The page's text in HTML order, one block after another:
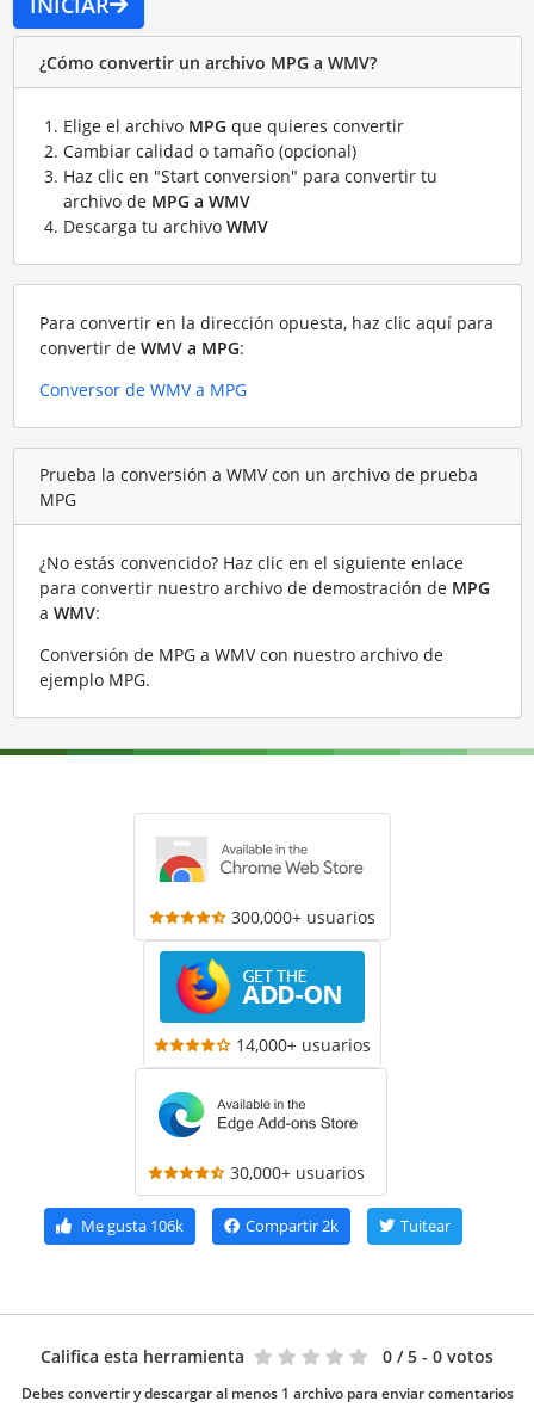
¿Cómo convertir un archivo MPG a WMV?
Elige el archivo MPG que quieres convertir
Cambiar calidad o tamaño (opcional)
Haz clic en "Start conversion" para convertir tu
archivo de MPG a WMV
Descarga tu archivo WMV
Para convertir en la dirección opuesta, haz clic aquí para
convertir de WMV a MPG:
Conversor de WMV a MPG
Prueba la conversión a WMV con un archivo de prueba
MPG
¿No estás convencido? Haz clic en el siguiente enlace
para convertir nuestro archivo de demostración de MPG
a WMV:
Conversión de MPG a WMV con nuestro archivo de
ejemplo MPG.
300,000+ usuarios
14,000+ usuarios
30,000+ usuarios
Me gusta106k Compartir2k Tuitear
Califica esta herramienta 0 / 5 - 0 votos
Debes convertir y descargar al menos 1 archivo para enviar comentarios